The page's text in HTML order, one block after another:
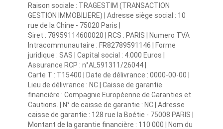
Raison sociale : TRAGESTIM (TRANSACTION
GESTION IMMOBILIERE) | Adresse siège social : 10
rue de la Chine - 75020 Paris |
Siret : 78959114600020 | RCS : PARIS | Numero TVA
Intracommunautaire : FR82789591146 | Forme
juridique : SAS | Capital social : 4.000 Euros |
Assurance RCP : n°AL591311/26044 |
Carte T : T15400 | Date de délivrance : 0000-00-00 |
Lieu de délivrance : NC | Caisse de garantie
financière : Compagnie Européenne de Garanties et
Cautions. | N° de caisse de garantie : NC | Adresse
caisse de garantie : 128 rue la Boétie - 75008 PARIS |
Montant de la garantie financière : 110 000 | Nom du